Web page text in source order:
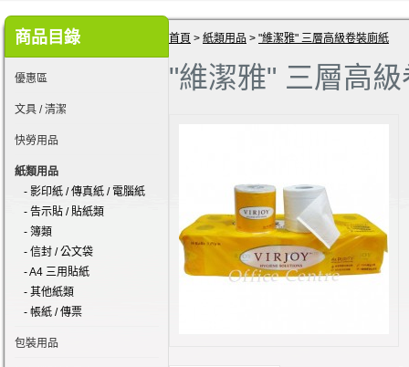
商品目錄
優惠區
文具 / 清潔
快勞用品
紙類用品
- 影印紙 / 傳真紙 / 電腦紙
- 告示貼 / 貼紙類
- 簿類
- 信封 / 公文袋
- A4 三用貼紙
- 其他紙類
- 帳紙 / 傳票
包裝用品
首頁 > 紙類用品 > "維潔雅" 三層高級卷裝廁紙
"維潔雅" 三層高